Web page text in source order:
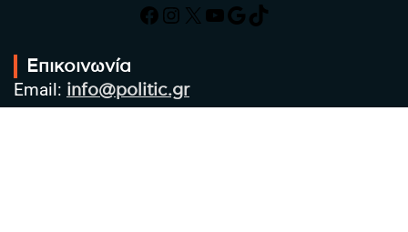
Facebook
Instagram
X YouTube
Google
TikTok
Επικοινωνία
Email: info@politic.gr
Τηλ: